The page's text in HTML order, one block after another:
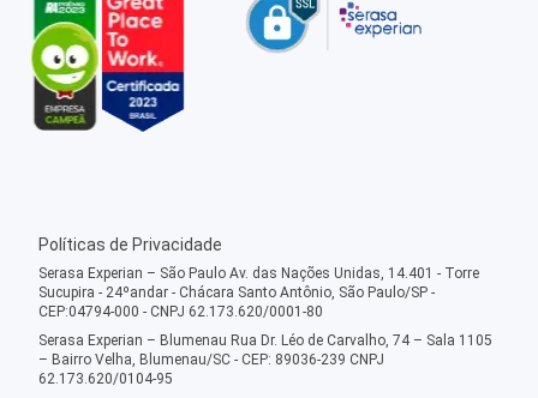
Políticas de Privacidade
Serasa Experian – São Paulo Av. das Nações Unidas, 14.401 - Torre
Sucupira - 24ºandar - Chácara Santo Antônio, São Paulo/SP -
CEP:04794-000 - CNPJ 62.173.620/0001-80
Serasa Experian – Blumenau Rua Dr. Léo de Carvalho, 74 – Sala 1105
– Bairro Velha, Blumenau/SC - CEP: 89036-239 CNPJ
62.173.620/0104-95